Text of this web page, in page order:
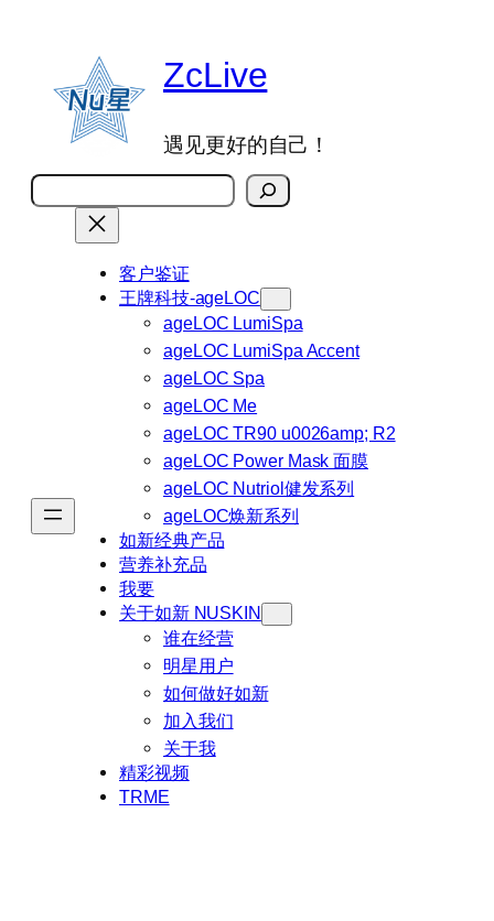
ZcLive
遇见更好的自己！
搜
索
客户鉴证
王牌科技-ageLOC
ageLOC LumiSpa
ageLOC LumiSpa Accent
ageLOC Spa
ageLOC Me
ageLOC TR90 u0026amp; R2
ageLOC Power Mask 面膜
ageLOC Nutriol健发系列
ageLOC焕新系列
如新经典产品
营养补充品
我要
关于如新 NUSKIN
谁在经营
明星用户
如何做好如新
加入我们
关于我
精彩视频
TRME